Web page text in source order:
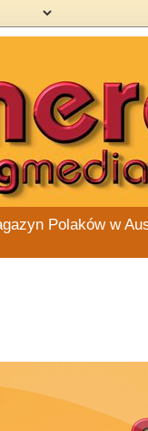
Polaków w